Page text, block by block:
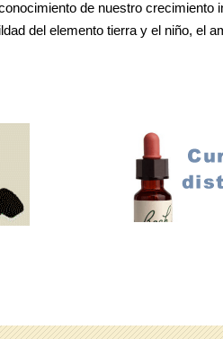
de nuestro crecimiento
del elemento tierra y el niño, el